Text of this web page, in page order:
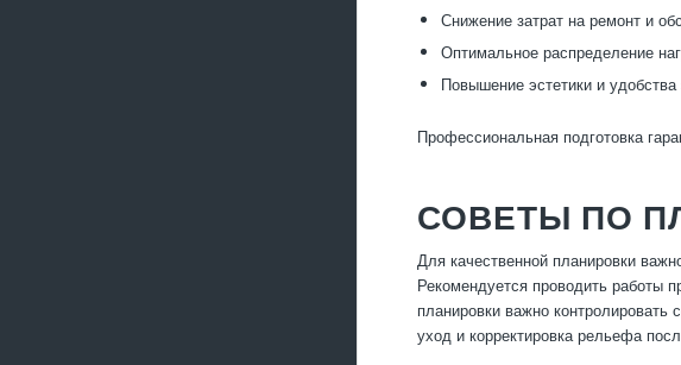
Снижение затрат на ремонт и
Оптимальное распределение
Повышение эстетики и удобства
Профессиональная подготовка
СОВЕТЫ ПО
Для качественной планировки
Рекомендуется проводить работы
планировки важно
уход и корректировка рельефа